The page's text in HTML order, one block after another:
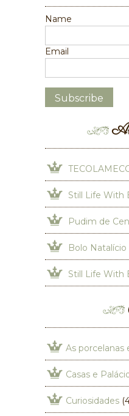
Name
Email
Still Life With
Pudim de
Bolo
Still Life With
As porcelanas
Casas e
Curiosidades